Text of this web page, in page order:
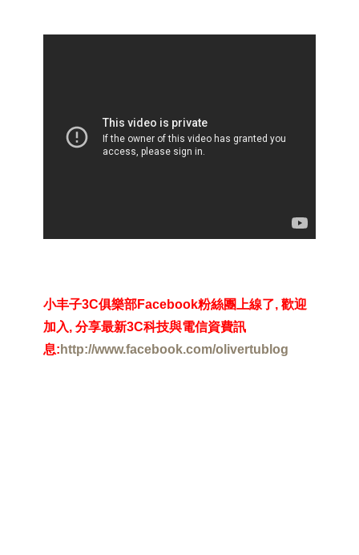
小丰子3C俱樂部Facebook粉絲團上線了, 歡迎
加入, 分享最新3C科技與電信資費訊
息: http://www.facebook.com/olivertublog